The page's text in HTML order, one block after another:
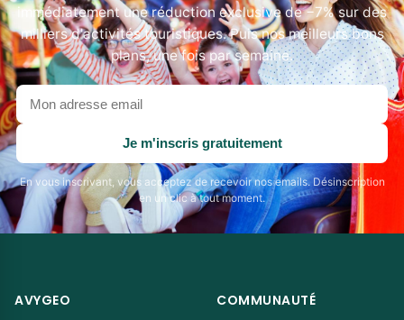
immédiatement une réduction exclusive de −7% sur des
milliers d'activités touristiques. Puis nos meilleurs bons
plans, une fois par semaine.
Votre
adresse
email
Je m'inscris gratuitement
En vous inscrivant, vous acceptez de recevoir nos emails. Désinscription
en un clic à tout moment.
AVYGEO COMMUNAUTÉ